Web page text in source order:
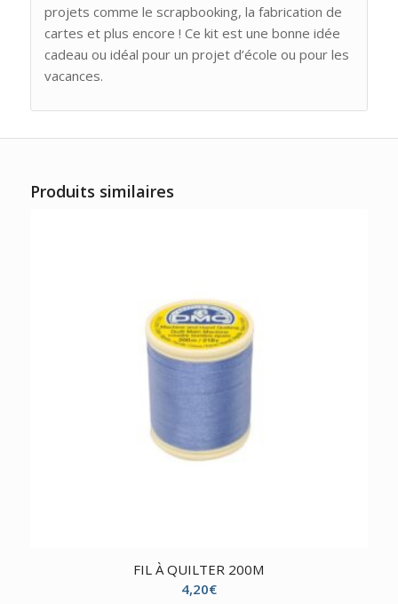
projets comme le scrapbooking, la fabrication de
cartes et plus encore ! Ce kit est une bonne idée
cadeau ou idéal pour un projet d’école ou pour les
vacances.
Produits similaires
FIL À QUILTER 200M
4,20€